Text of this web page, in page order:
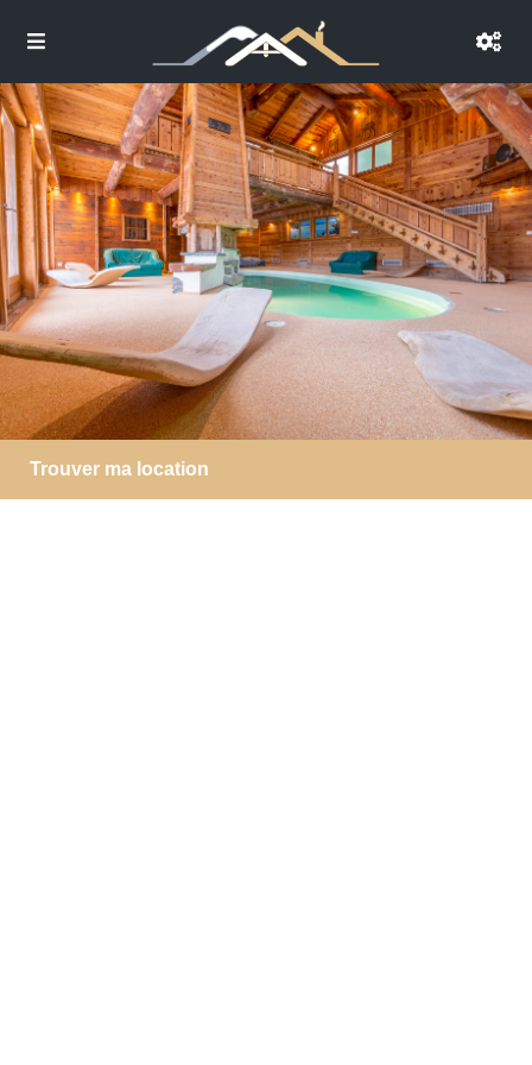
Trouver ma location